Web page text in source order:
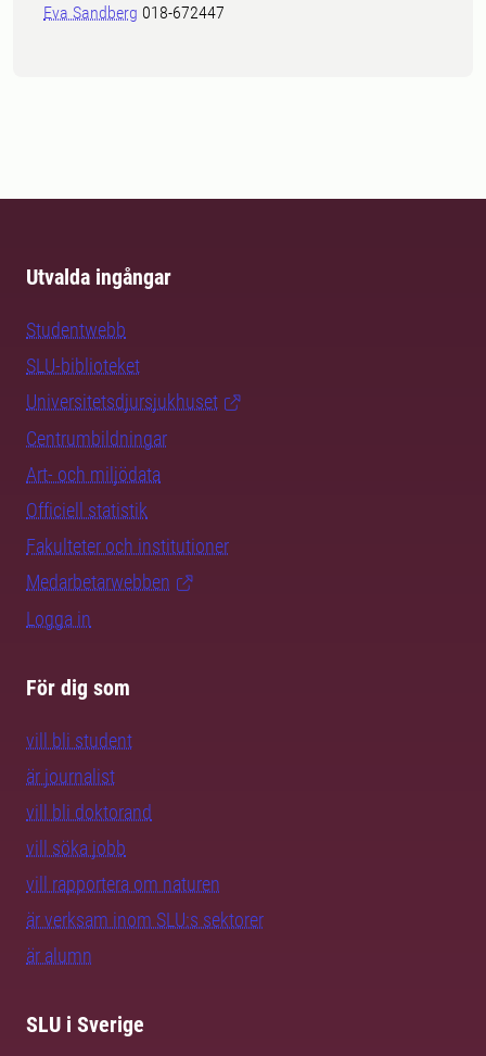
Eva Sandberg 018-672447
Utvalda ingångar
Studentwebb
SLU-biblioteket
Universitetsdjursjukhuset
Centrumbildningar
Art- och miljödata
Officiell statistik
Fakulteter och institutioner
Medarbetarwebben
Logga in
För dig som
vill bli student
är journalist
vill bli doktorand
vill söka jobb
vill rapportera om naturen
är verksam inom SLU:s sektorer
är alumn
SLU i Sverige